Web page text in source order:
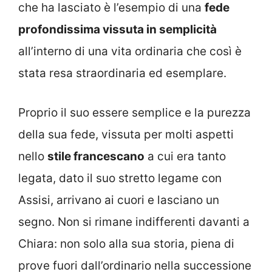
che ha lasciato è l’esempio di una fede
profondissima vissuta in semplicità
all’interno di una vita ordinaria che così è
stata resa straordinaria ed esemplare.
Proprio il suo essere semplice e la purezza
della sua fede, vissuta per molti aspetti
nello stile francescano a cui era tanto
legata, dato il suo stretto legame con
Assisi, arrivano ai cuori e lasciano un
segno. Non si rimane indifferenti davanti a
Chiara: non solo alla sua storia, piena di
prove fuori dall’ordinario nella successione